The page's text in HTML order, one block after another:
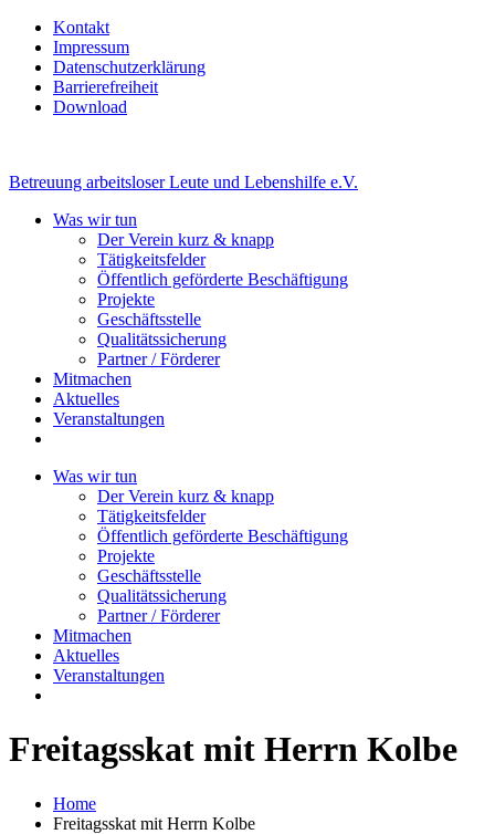
Kontakt
Impressum
Datenschutzerklärung
Barrierefreiheit
Download
Betreuung arbeitsloser Leute und Lebenshilfe e.V.
Was wir tun
Der Verein kurz & knapp
Tätigkeitsfelder
Öffentlich geförderte Beschäftigung
Projekte
Geschäftsstelle
Qualitätssicherung
Partner / Förderer
Mitmachen
Aktuelles
Veranstaltungen
Was wir tun
Der Verein kurz & knapp
Tätigkeitsfelder
Öffentlich geförderte Beschäftigung
Projekte
Geschäftsstelle
Qualitätssicherung
Partner / Förderer
Mitmachen
Aktuelles
Veranstaltungen
Freitagsskat mit Herrn Kolbe
Home
Freitagsskat mit Herrn Kolbe